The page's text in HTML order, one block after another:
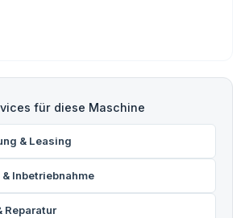
für diese Maschine
& Leasing
Inbetriebnahme
Reparatur